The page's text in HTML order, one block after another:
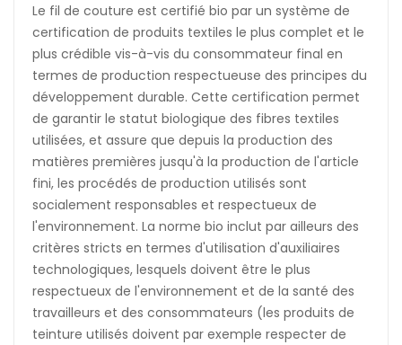
Le fil de couture est certifié bio par un système de
certification de produits textiles le plus complet et le
plus crédible vis-à-vis du consommateur final en
termes de production respectueuse des principes du
développement durable. Cette certification permet
de garantir le statut biologique des fibres textiles
utilisées, et assure que depuis la production des
matières premières jusqu'à la production de l'article
fini, les procédés de production utilisés sont
socialement responsables et respectueux de
l'environnement. La norme bio inclut par ailleurs des
critères stricts en termes d'utilisation d'auxiliaires
technologiques, lesquels doivent être le plus
respectueux de l'environnement et de la santé des
travailleurs et des consommateurs (les produits de
teinture utilisés doivent par exemple respecter de